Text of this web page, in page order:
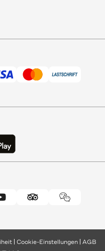
Cookie-Einstellungen AGB